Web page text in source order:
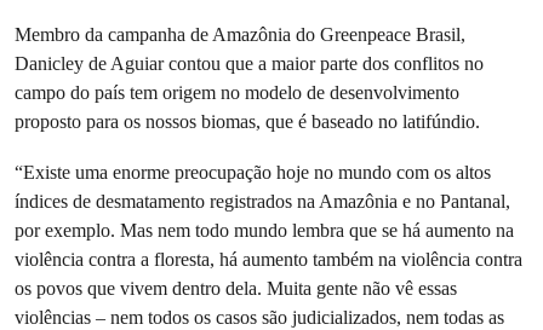
Membro da campanha de Amazônia do Greenpeace Brasil,
Danicley de Aguiar contou que a maior parte dos conflitos no
campo do país tem origem no modelo de desenvolvimento
proposto para os nossos biomas, que é baseado no latifúndio.
“Existe uma enorme preocupação hoje no mundo com os altos
índices de desmatamento registrados na Amazônia e no Pantanal,
por exemplo. Mas nem todo mundo lembra que se há aumento na
violência contra a floresta, há aumento também na violência contra
os povos que vivem dentro dela. Muita gente não vê essas
violências – nem todos os casos são judicializados, nem todas as